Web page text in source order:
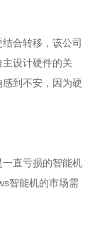
合转移，该公司
设计硬件的关
到不安，因为硬
直亏损的智能机
智能机的市场需